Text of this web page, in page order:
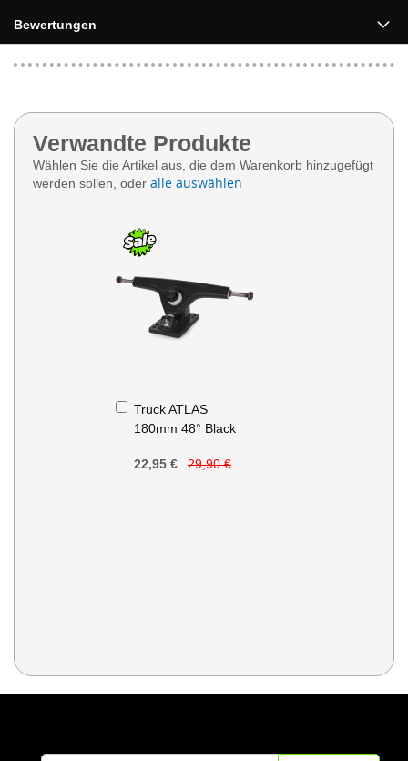
Bewertungen
Verwandte Produkte
Wählen Sie die Artikel aus, die dem Warenkorb hinzugefügt
werden sollen, oder alle auswählen
Truck ATLAS
180mm 48° Black
22,95 € 29,90 €
In
den
Warenkorb